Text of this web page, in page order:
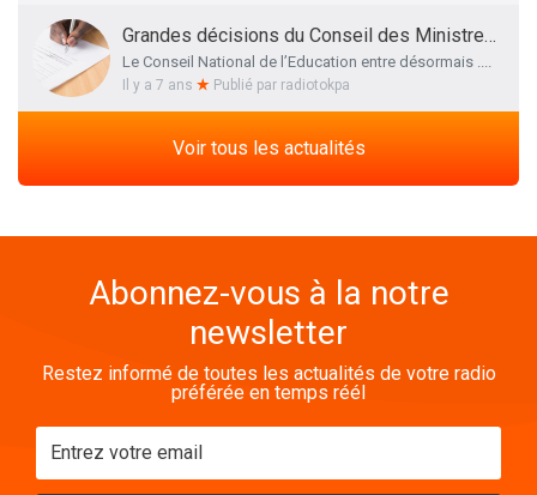
Grandes décisions du Conseil des Ministres de ce 27 Mars 2019 : La liste définitive des membres du Conseil National de l’Education dévoilée
Le Conseil National de l’Education entre désormais ....
Il y a 7 ans Publié par radiotokpa
Voir tous les actualités
Abonnez-vous à la notre
newsletter
Restez informé de toutes les actualités de votre radio
préférée en temps réél